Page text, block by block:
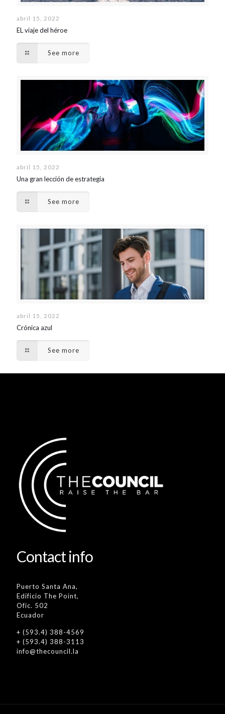
abril 15, 2022
EL viaje del héroe
See more
abril 15, 2022
Una gran lección de estrategia
See more
abril 15, 2022
Crónica azul
See more
Contact info
Puerto Santa Ana,
Edificio The Point,
Ofic. 502
Ecuador
+ (593.4) 388-4569
+ (593.4) 388-3113
info@thecouncil.la